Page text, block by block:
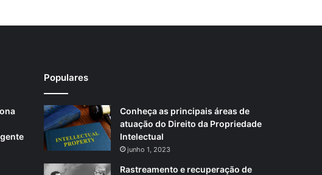
Populares
Conheça as principais áreas de
atuação do Direito da Propriedade
Intelectual
junho 1, 2023
Rastreamento e recuperação de